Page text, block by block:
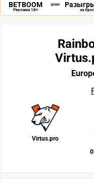
BETBOOM
Реклама 18+ за
Virtus.pro